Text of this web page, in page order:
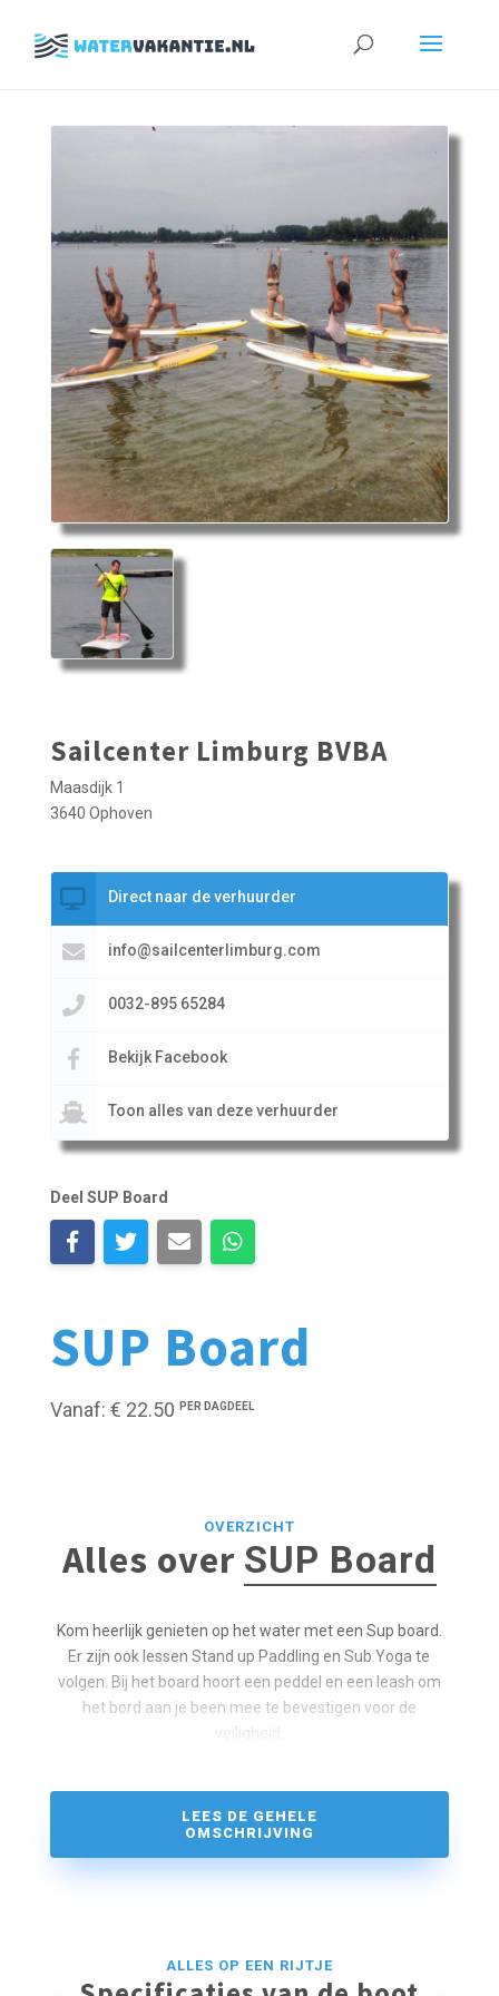
Zoeken
SUP Board
Vanaf: € 22.50 PER DAGDEEL
Sailcenter Limburg BVBA
Maasdijk 1
3640 Ophoven
Direct naar de verhuurder
info@sailcenterlimburg.com
0032-895 65284
Bekijk Facebook
Toon alles van deze verhuurder
Deel SUP Board
OVERZICHT
Alles over SUP Board
Kom heerlijk genieten op het water met een Sup board.
Er zijn ook lessen Stand up Paddling en Sub Yoga te
volgen. Bij het board hoort een peddel en een leash om
het bord aan je been mee te bevestigen voor de
LEES DE GEHELE
OMSCHRIJVING
ALLES OP EEN RIJTJE